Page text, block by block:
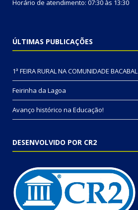
Horário de atendimento: 07:30 às 13:30
ÚLTIMAS PUBLICAÇÕES
1ª FEIRA RURAL NA COMUNIDADE BACABAL
Feirinha da Lagoa
Avanço histórico na Educação!
DESENVOLVIDO POR CR2